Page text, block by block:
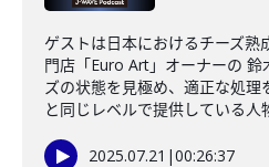
ゲストは日本におけるチーズ熟
門店「Euro Art」オーナーの
ズの状態を見極め、適正な処
と同じレベルで提供している人
2025.07.21 |00:26:37